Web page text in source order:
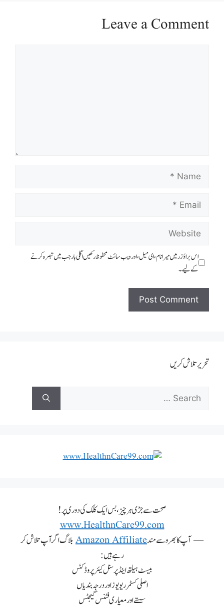
Leave a Comment
اس براؤزر میں میرا نام، ای میل، اور ویب سائٹ محفوظ رکھیں اگلی بار جب میں تبصرہ کرنے
کےلیے۔
تحریر تلاش کریں
صحت سے جڑی ہر چیز، بس ایک کلک کی دوری پر!
www.HealthnCare99.com
— آپ کا بھروسے مندAmazon Affiliateبلاگ اگر آپ تلاش کر
رہے ہیں:
بیسٹ ہیلتھ اینڈ پرسنل کیئر پروڈکٹس
اصلی کسٹمر ریویوز اور درجہ بندیاں
سستے اور معیاری فٹنس گیجٹس